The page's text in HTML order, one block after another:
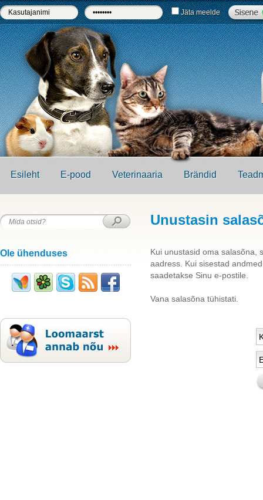
Jäta meelde
Esileht E-pood Veterinaaria Brändid
Ole ühenduses
Unustasin
Kui unustasid oma salasõna,
aadress. Kui sisestad
saadetakse Sinu e-postile.
Vana salasõna tühistati.